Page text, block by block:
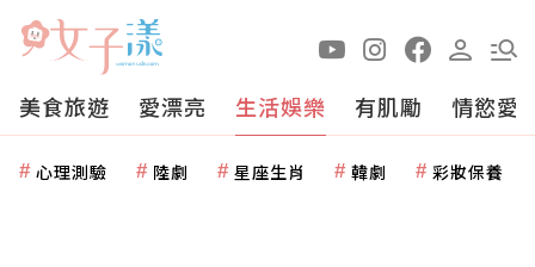
美食旅遊 愛漂亮 生活娛樂 有肌勵 情慾愛
心理測驗 陸劇 星座生肖 韓劇 彩妝保養